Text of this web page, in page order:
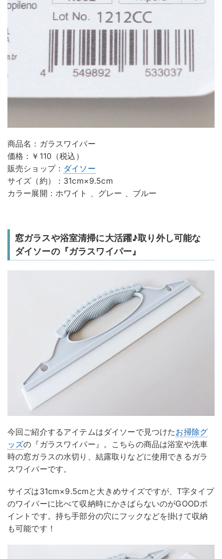
商品名：ガラスワイパー
価格：￥110（税込）
販売ショップ： ダイソー
サイズ（約）：31cm×9.5cm
カラー展開：ホワイト 、グレー 、ブルー
窓ガラスや浴室清掃に大活躍♪取り外し可能な
ダイソーの『ガラスワイパー』
今回ご紹介するアイテムはダイソーで見つけたお掃除グ
ッズの『ガラスワイパー』。こちらの商品は浴室や洗車
時の窓ガラスの水切り、結露取りなどに使用できるガラ
スワイパーです。
サイズは31cm×9.5cmと大きめサイズですが、T字タイプ
のワイパーに比べて収納時にかさばらないのがGOODポ
イントです。持ち手部分の穴にフックなどを掛けて収納
も可能です！